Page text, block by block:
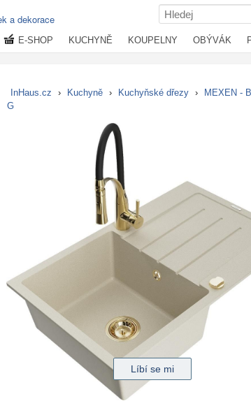
a dekorace
E-SHOP KUCHYNĚ KOUPELNY OBÝVÁK
InHaus.cz › Kuchyně › Kuchyňské dřezy ›
MEXEN -
G